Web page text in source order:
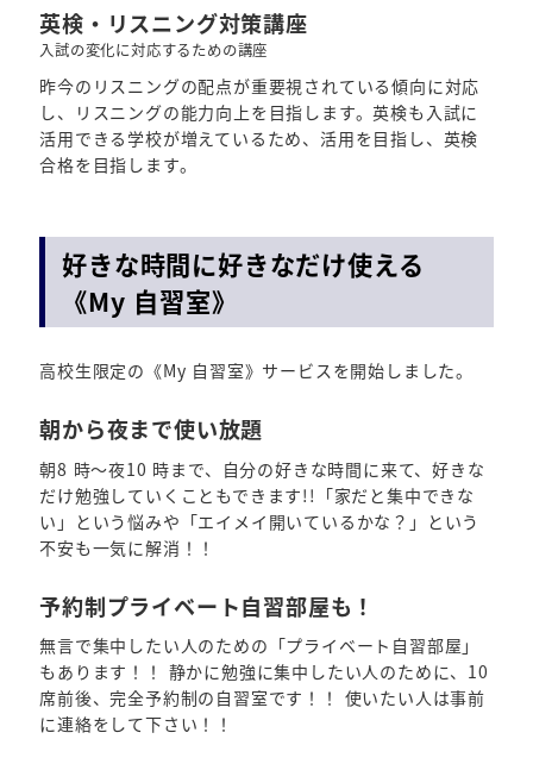
英検・リスニング対策講座
入試の変化に対応するための講座
昨今のリスニングの配点が重要視されている傾向に対応
し、リスニングの能力向上を目指します。英検も入試に
活用できる学校が増えているため、活用を目指し、英検
合格を目指します。
好きな時間に好きなだけ使える
《My 自習室》
高校生限定の《My 自習室》サービスを開始しました。
朝から夜まで使い放題
朝8 時～夜10 時まで、自分の好きな時間に来て、好きな
だけ勉強していくこともできます!!「家だと集中できな
い」という悩みや「エイメイ開いているかな？」という
不安も一気に解消！！
予約制プライベート自習部屋も！
無言で集中したい人のための「プライベート自習部屋」
もあります！！ 静かに勉強に集中したい人のために、10
席前後、完全予約制の自習室です！！ 使いたい人は事前
に連絡をして下さい！！